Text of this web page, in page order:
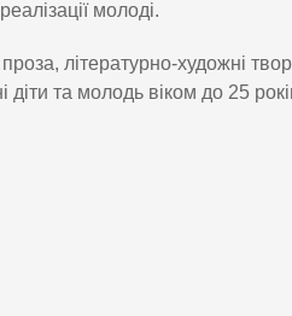
молоді.
літературно-художні
та молодь віком до 25